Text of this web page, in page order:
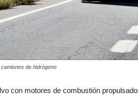
de hidrógeno
con motores de combustión